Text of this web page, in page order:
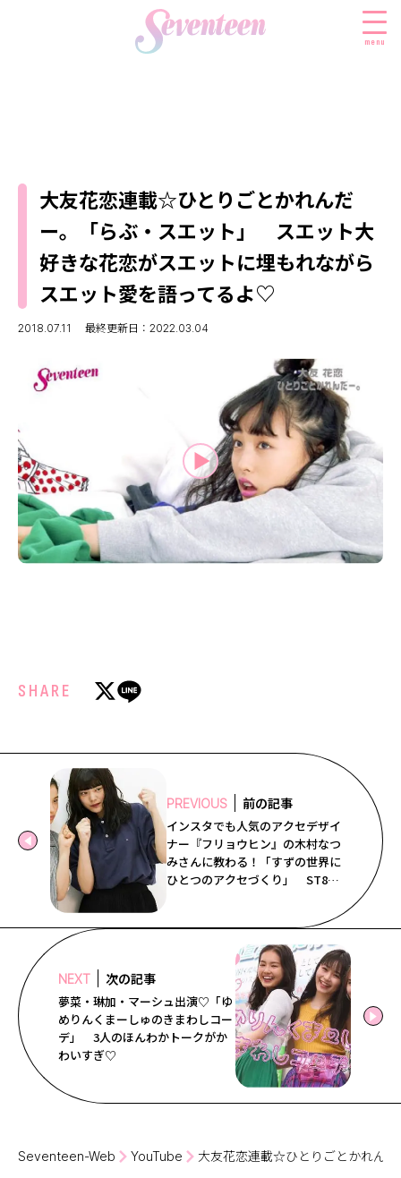
menu
FASHION
ファッションニュース
モデル私服
着回し
着痩せ
BEAUTY
ビューティニュース
トレンドメイク
ベストコスメ
ヘアアレンジ・ヘアケア
ボディケア
SCHOOL
スクールニュース
勉強・受験・進路
ENTERTAINMENT
エンタメニュース
K-POP
LIFESTYLE
JKランキング・アワード
お悩み相談
JK TREND
JKトレンドニュース
MODEL'S BLOG
TikTok
Instagram
YouTube
バックナンバー
INFORMATION
Follow us
ST member
新規会員登録・ログイン
大友花恋連載☆ひとりごとかれんだ
ー。「らぶ・スエット」 スエット大
好きな花恋がスエットに埋もれながら
スエット愛を語ってるよ♡
2018.07.11 最終更新日：2022.03.04
SHARE
PREVIOUS 前の記事
インスタでも人気のアクセデザイ
ナー『フリョウヒン』の木村なつ
みさんに教わる！「すずの世界に
ひとつのアクセづくり」 ST8月
方が載っているよ！ 教えてもら
った木村なつみさんのインスタの
アカウントはコチラ
→@natsumi__kimura
NEXT 次の記事
夢菜・琳加・マーシュ出演♡「ゆ
めりんくまーしゅのきまわしコー
デ」 3人のほんわかトークがか
わいすぎ♡
Seventeen-Web YouTube 大友花恋連載☆ひとりごとかれん